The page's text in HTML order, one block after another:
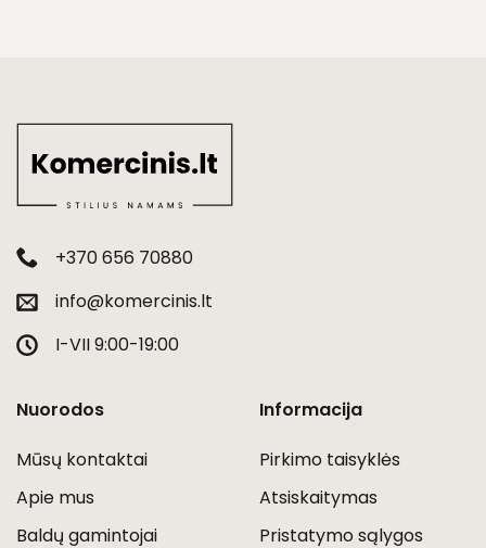
+370 656 70880
info@komercinis.lt
I-VII 9:00-19:00
Nuorodos
Mūsų kontaktai
Apie mus
Baldų gamintojai
Informacija
Pirkimo taisyklės
Atsiskaitymas
Pristatymo sąlygos